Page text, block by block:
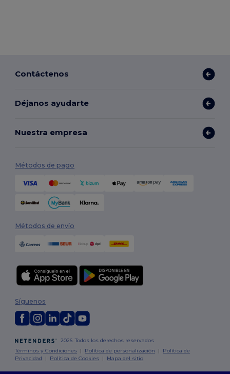
Contáctenos
Déjanos ayudarte
Nuestra empresa
Métodos de pago
Métodos de envío
2026. Todos los derechos reservados
Términos y Condiciones | Política de personalización | Política de
Privacidad | Política de Cookies | Mapa del sitio
Síguenos